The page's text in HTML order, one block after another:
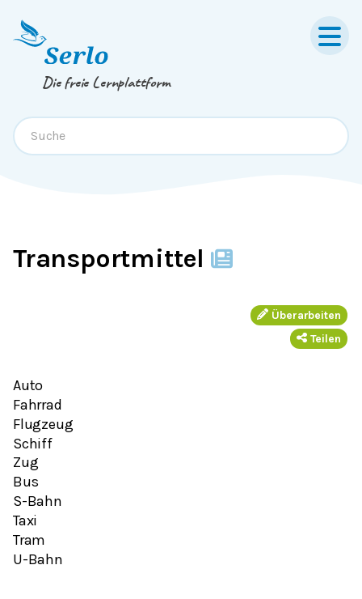
Springe zum
Die freie Lernplattform
Transportmittel
Überarbeiten
Teilen
Auto
Fahrrad
Flugzeug
Schiff
Zug
Bus
S-Bahn
Taxi
Tram
U-Bahn